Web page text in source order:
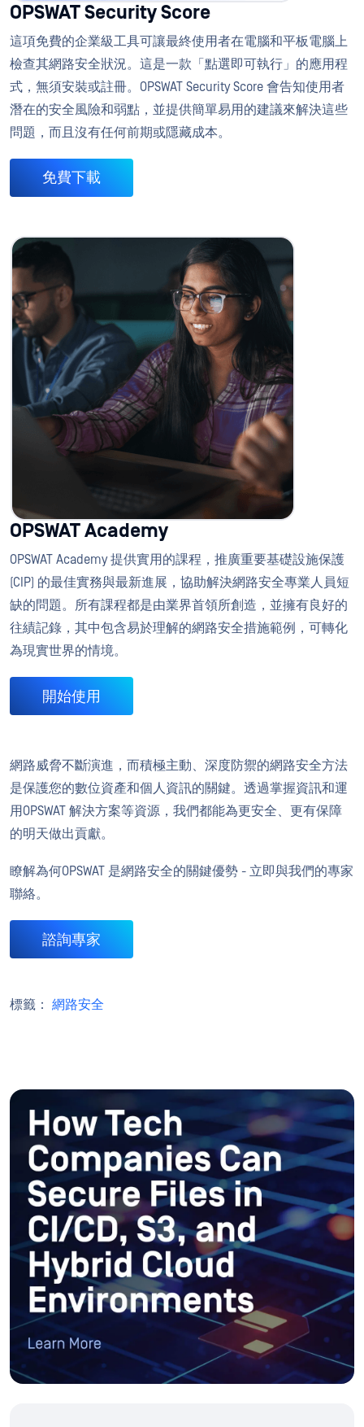
OPSWAT Security Score
這項免費的企業級工具可讓最終使用者在電腦和平板電腦上
檢查其網路安全狀況。這是一款「點選即可執行」的應用程
式，無須安裝或註冊。OPSWAT Security Score 會告知使用者
潛在的安全風險和弱點，並提供簡單易用的建議來解決這些
問題，而且沒有任何前期或隱藏成本。
免費下載
OPSWAT Academy
OPSWAT Academy 提供實用的課程，推廣重要基礎設施保護
(CIP) 的最佳實務與最新進展，協助解決網路安全專業人員短
缺的問題。所有課程都是由業界首領所創造，並擁有良好的
往績記錄，其中包含易於理解的網路安全措施範例，可轉化
為現實世界的情境。
開始使用
網路威脅不斷演進，而積極主動、深度防禦的網路安全方法
是保護您的數位資產和個人資訊的關鍵。透過掌握資訊和運
用OPSWAT 解決方案等資源，我們都能為更安全、更有保障
的明天做出貢獻。
瞭解為何OPSWAT 是網路安全的關鍵優勢 - 立即與我們的專家
聯絡。
諮詢專家
標籤： 網路安全